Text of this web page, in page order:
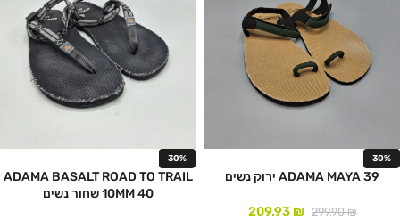
30%
ADAMA MAYA 39 ירוק נשים
299.90₪
209.93₪
30%
ADAMA BASALT ROAD TO TRAIL
10MM 40 שחור נשים